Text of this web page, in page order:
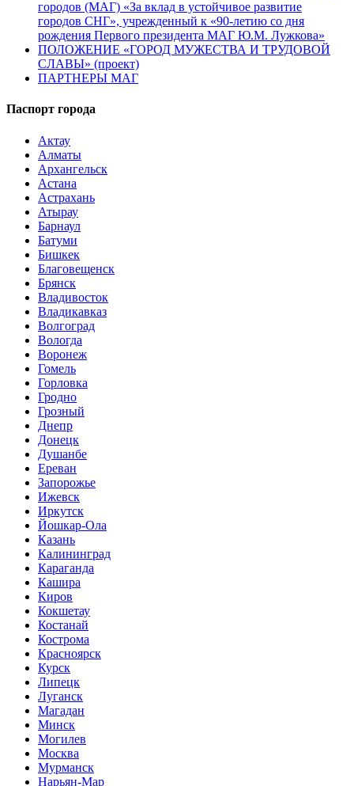
городов (МАГ) «За вклад в устойчивое развитие
городов СНГ», учрежденный к «90-летию со дня
рождения Первого президента МАГ Ю.М. Лужкова»
ПОЛОЖЕНИЕ «ГОРОД МУЖЕСТВА И ТРУДОВОЙ
СЛАВЫ» (проект)
ПАРТНЕРЫ МАГ
Паспорт города
Актау
Алматы
Архангельск
Астана
Астрахань
Атырау
Барнаул
Батуми
Бишкек
Благовещенск
Брянск
Владивосток
Владикавказ
Волгоград
Вологда
Воронеж
Гомель
Горловка
Гродно
Грозный
Днепр
Донецк
Душанбе
Ереван
Запорожье
Ижевск
Иркутск
Йошкар-Ола
Казань
Калининград
Караганда
Кашира
Киров
Кокшетау
Костанай
Кострома
Красноярск
Курск
Липецк
Луганск
Магадан
Минск
Могилев
Москва
Мурманск
Нарьян-Мар